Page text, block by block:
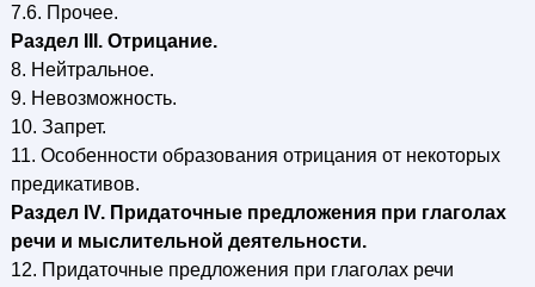
7.6. Прочее.
Раздел III. Отрицание.
8. Нейтральное.
9. Невозможность.
10. Запрет.
11. Особенности образования отрицания от некоторых
предикативов.
Раздел IV. Придаточные предложения при глаголах
речи и мыслительной деятельности.
12. Придаточные предложения при глаголах речи